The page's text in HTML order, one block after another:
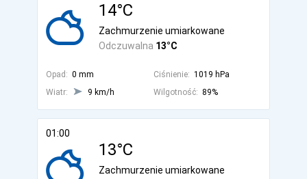
14°C
Odczuwalna 13°C
Zachmurzenie umiarkowane
Opad: 0 mm Ciśnienie: 1019 hPa
Wiatr:
9 km/h Wilgotność: 89%
01:00
13°C
Zachmurzenie umiarkowane